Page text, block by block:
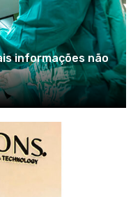
informações não